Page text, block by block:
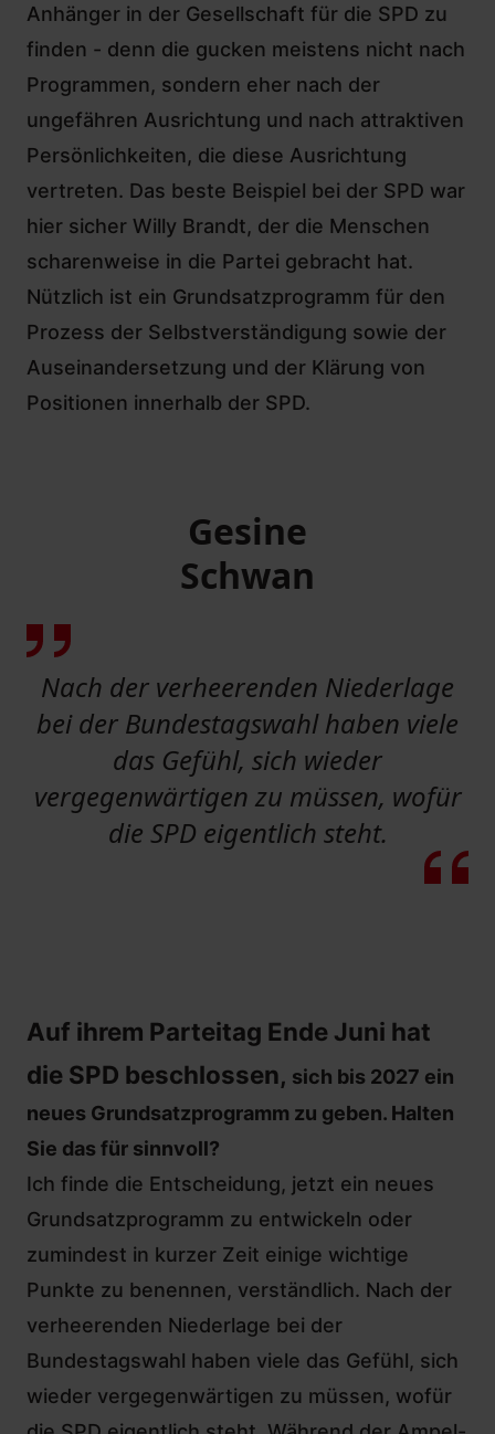
Anhänger in der Gesellschaft für die SPD zu
finden - denn die gucken meistens nicht nach
Programmen, sondern eher nach der
ungefähren Ausrichtung und nach attraktiven
Persönlichkeiten, die diese Ausrichtung
vertreten. Das beste Beispiel bei der SPD war
hier sicher Willy Brandt, der die Menschen
scharenweise in die Partei gebracht hat.
Nützlich ist ein Grundsatzprogramm für den
Prozess der Selbstverständigung sowie der
Auseinandersetzung und der Klärung von
Positionen innerhalb der SPD.
Gesine
Schwan
Nach der verheerenden Niederlage
bei der Bundestagswahl haben viele
das Gefühl, sich wieder
vergegenwärtigen zu müssen, wofür
die SPD eigentlich steht.
Auf ihrem Parteitag Ende Juni hat
die SPD beschlossen, sich bis 2027 ein
neues Grundsatzprogramm zu geben. Halten
Sie das für sinnvoll?
Ich finde die Entscheidung, jetzt ein neues
Grundsatzprogramm zu entwickeln oder
zumindest in kurzer Zeit einige wichtige
Punkte zu benennen, verständlich. Nach der
verheerenden Niederlage bei der
Bundestagswahl haben viele das Gefühl, sich
wieder vergegenwärtigen zu müssen, wofür